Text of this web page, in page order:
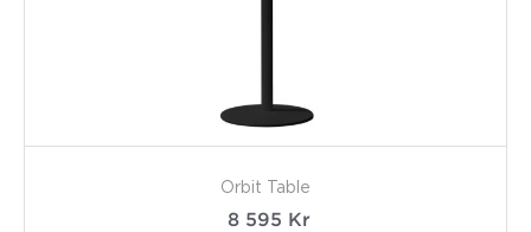
Orbit Table
8 595 Kr